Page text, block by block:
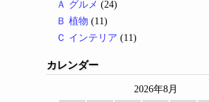
Ａ グルメ (24)
Ｂ 植物 (11)
Ｃ インテリア (11)
カレンダー
2026年8月